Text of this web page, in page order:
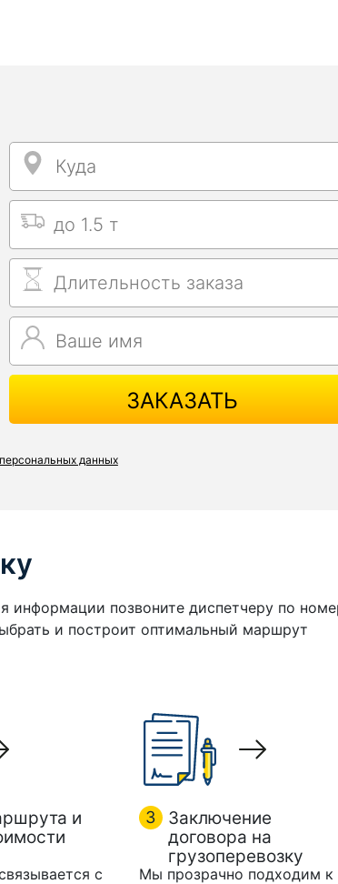
Куда Куда
Выбрать тип машины
Длительность заказа
Ваше имяВаше имя
ЗАКАЗАТЬ
данных
информации позвоните диспетчеру по
и построит оптимальный маршрут
и
с
3
Заключение
договора на
грузоперевозку
Мы прозрачно подходим к